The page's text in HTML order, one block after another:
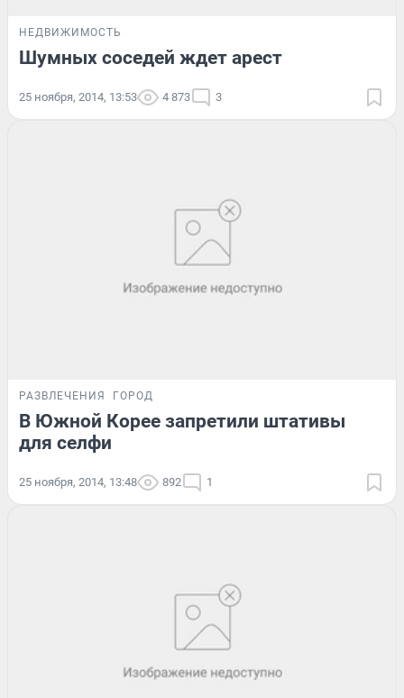
НЕДВИЖИМОСТЬ
Шумных соседей ждет арест
25 ноября, 2014, 13:53 4 873 3
РАЗВЛЕЧЕНИЯ ГОРОД
В Южной Корее запретили штативы
для селфи
25 ноября, 2014, 13:48 892 1